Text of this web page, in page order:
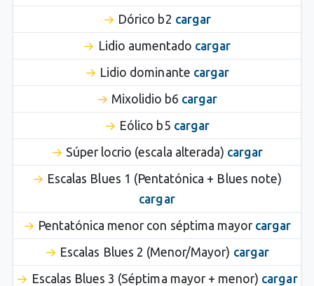
Dórico b2 cargar
Lidio aumentado cargar
Lidio dominante cargar
Mixolidio b6 cargar
Eólico b5 cargar
Súper locrio (escala alterada) cargar
Escalas Blues 1 (Pentatónica + Blues note)
cargar
Pentatónica menor con séptima mayor cargar
Escalas Blues 2 (Menor/Mayor) cargar
Escalas Blues 3 (Séptima mayor + menor) cargar